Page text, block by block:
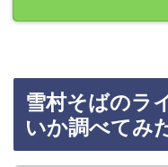
雪村そばのラ
いか調べてみ